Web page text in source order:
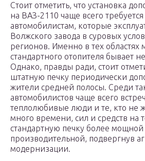
Стоит отметить, что установка
на ВАЗ-2110 чаще всего требуется
автомобилистам, которые
Волжского завода в суровых
регионов. Именно в тех областях
стандартного отопителя бывает
Однако, правды ради, стоит
штатную печку периодически
жители средней полосы. Среди
автомобилистов чаще всего
теплолюбивые люди и те, кто не
много времени, сил и средств на
стандартную печку более мощной
производительной, подвергнув
модернизации.